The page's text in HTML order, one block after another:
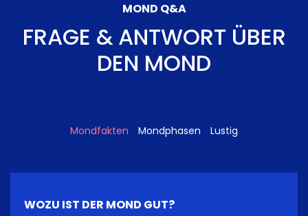
MOND Q&A
FRAGE & ANTWORT ÜBER
DEN MOND
Mondfakten Mondphasen Lustig
WOZU IST DER MOND GUT?